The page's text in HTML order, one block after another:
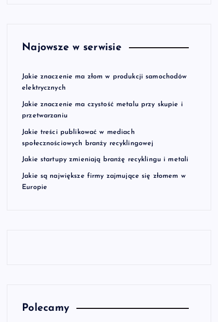
Najowsze w serwisie
Jakie znaczenie ma złom w produkcji samochodów
elektrycznych
Jakie znaczenie ma czystość metalu przy skupie i
przetwarzaniu
Jakie treści publikować w mediach
społecznościowych branży recyklingowej
Jakie startupy zmieniają branżę recyklingu i metali
Jakie są największe firmy zajmujące się złomem w
Europie
Polecamy